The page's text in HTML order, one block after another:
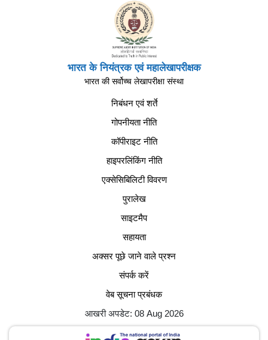
भारत के नियंत्रक एवं महालेखापरीक्षक
भारत की सर्वोच्च लेखापरीक्षा संस्था
निबंधन एवं शर्ते
गोपनीयता नीति
कॉपीराइट नीति
हाइपरलिंकिंग नीति
एक्सेसिबिलिटी विवरण
पुरालेख
साइटमैप
सहायता
अक्सर पूछे जाने वाले प्रश्न
संपर्क करें
वेब सूचना प्रबंधक
आखरी अपडेट: 08 Aug 2026